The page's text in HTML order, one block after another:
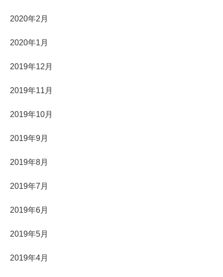
2020年2月
2020年1月
2019年12月
2019年11月
2019年10月
2019年9月
2019年8月
2019年7月
2019年6月
2019年5月
2019年4月